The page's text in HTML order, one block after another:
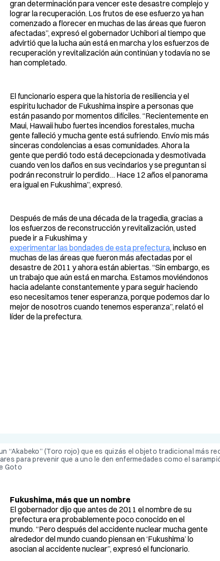
gran determinación para vencer este desastre complejo y
lograr la recuperación. Los frutos de ese esfuerzo ya han
comenzado a florecer en muchas de las áreas que fueron
afectadas”, expresó el gobernador Uchibori al tiempo que
advirtió que la lucha aún está en marcha y los esfuerzos de
recuperación y revitalización aún continúan y todavía no se
han completado.
El funcionario espera que la historia de resiliencia y el
espíritu luchador de Fukushima inspire a personas que
están pasando por momentos difíciles. “Recientemente en
Maui, Hawaii hubo fuertes incendios forestales, mucha
gente falleció y mucha gente está sufriendo. Envío mis más
sinceras condolencias a esas comunidades. Ahora la
gente que perdió todo está decepcionada y desmotivada
cuando ven los daños en sus vecindarios y se preguntan si
podrán reconstruir lo perdido… Hace 12 años el panorama
era igual en Fukushima”, expresó.
Después de más de una década de la tragedia, gracias a
los esfuerzos de reconstrucción y revitalización, usted
puede ir a Fukushima y
experimentar las bondades de esta prefectura, incluso en
muchas de las áreas que fueron más afectadas por el
desastre de 2011 y ahora están abiertas. “Sin embargo, es
un trabajo que aún está en marcha. Estamos moviéndonos
hacia adelante constantemente y para seguir haciendo
eso necesitamos tener esperanza, porque podemos dar lo
mejor de nosotros cuando tenemos esperanza”, relató el
líder de la prefectura.
“Akabeko” (Toro rojo) que es quizás el objeto tradicional más
para prevenir que a uno le den enfermedades como el
Goto
Fukushima, más que un nombre
El gobernador dijo que antes de 2011 el nombre de su
prefectura era probablemente poco conocido en el
mundo. “Pero después del accidente nuclear mucha gente
alrededor del mundo cuando piensan en ‘Fukushima’ lo
asocian al accidente nuclear”, expresó el funcionario.